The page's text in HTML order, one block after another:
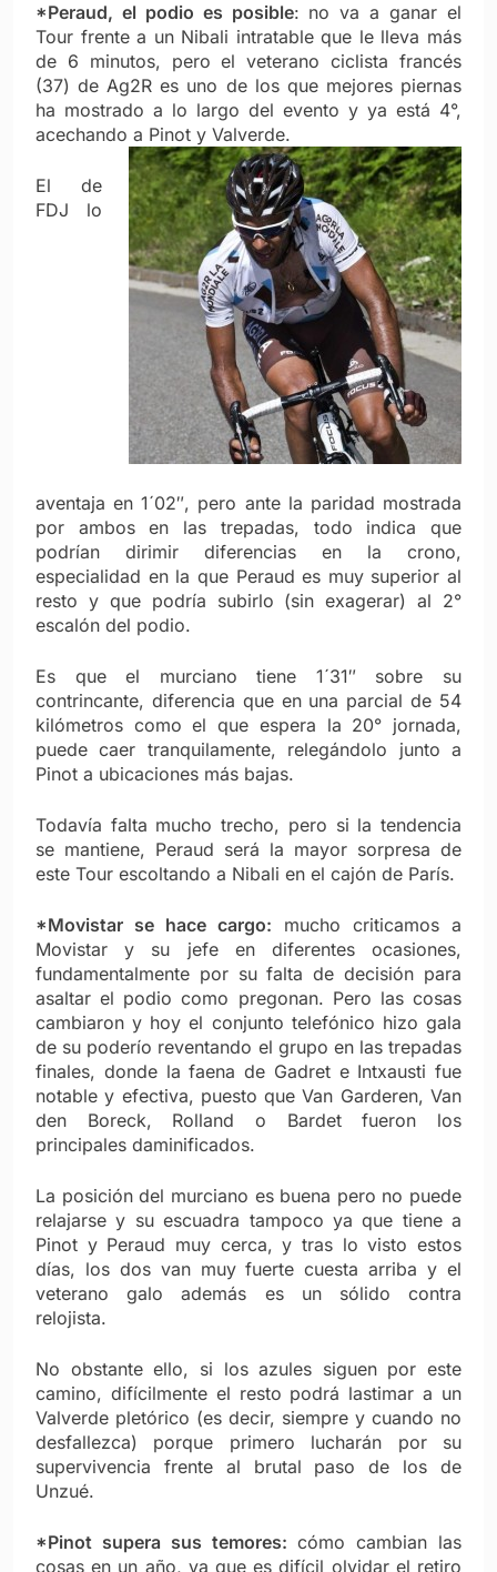
*Peraud, el podio es posible: no va a ganar el
Tour frente a un Nibali intratable que le lleva más
de 6 minutos, pero el veterano ciclista francés
(37) de Ag2R es uno de los que mejores piernas
ha mostrado a lo largo del evento y ya está 4°,
acechando a Pinot y Valverde.
El de
FDJ lo
aventaja en 1´02″, pero ante la paridad mostrada
por ambos en las trepadas, todo indica que
podrían dirimir diferencias en la crono,
especialidad en la que Peraud es muy superior al
resto y que podría subirlo (sin exagerar) al 2°
escalón del podio.
Es que el murciano tiene 1´31″ sobre su
contrincante, diferencia que en una parcial de 54
kilómetros como el que espera la 20° jornada,
puede caer tranquilamente, relegándolo junto a
Pinot a ubicaciones más bajas.
Todavía falta mucho trecho, pero si la tendencia
se mantiene, Peraud será la mayor sorpresa de
este Tour escoltando a Nibali en el cajón de París.
*Movistar se hace cargo: mucho criticamos a
Movistar y su jefe en diferentes ocasiones,
fundamentalmente por su falta de decisión para
asaltar el podio como pregonan. Pero las cosas
cambiaron y hoy el conjunto telefónico hizo gala
de su poderío reventando el grupo en las trepadas
finales, donde la faena de Gadret e Intxausti fue
notable y efectiva, puesto que Van Garderen, Van
den Boreck, Rolland o Bardet fueron los
principales daminificados.
La posición del murciano es buena pero no puede
relajarse y su escuadra tampoco ya que tiene a
Pinot y Peraud muy cerca, y tras lo visto estos
días, los dos van muy fuerte cuesta arriba y el
veterano galo además es un sólido contra
relojista.
No obstante ello, si los azules siguen por este
camino, difícilmente el resto podrá lastimar a un
Valverde pletórico (es decir, siempre y cuando no
desfallezca) porque primero lucharán por su
supervivencia frente al brutal paso de los de
Unzué.
*Pinot supera sus temores: cómo cambian las
cosas en un año, ya que es difícil olvidar el retiro